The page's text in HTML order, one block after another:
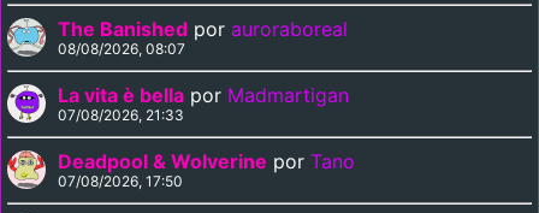
The Banished por auroraboreal
08/08/2026, 08:07
La vita è bella por Madmartigan
07/08/2026, 21:33
Deadpool & Wolverine por Tano
07/08/2026, 17:50